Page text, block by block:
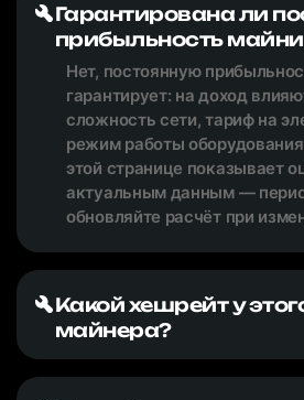
Гарантирована ли
прибыльность
Нет, постоянную
гарантирует: на доход
сложность сети, тариф на
режим работы
этой странице показывает
актуальным данным —
обновляйте расчёт при
Какой хешрейт у
майнера?